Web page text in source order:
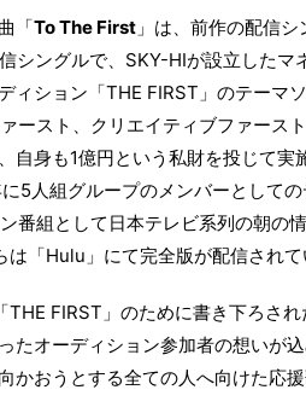
「To The First 」は、前作の配信シ
シングルで、SKY-HIが設立したマ
ィション「THE FIRST」のテーマ
ースト、クリエイティブファース
自身も1億円という私財を投じて実
5人組グループのメンバーとしての
番組として日本テレビ系列の朝の
「Hulu」にて完全版が配信されて
THE FIRST」のために書き下ろさ
たオーディション参加者の想いが
かおうとする全ての人へ向けた応